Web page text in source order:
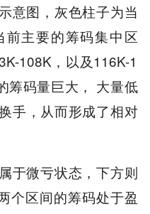
意图，灰色柱子为当
主要的筹码集中区
108K，以及116K-1
筹码量巨大， 大量低
手，从而形成了相对
于微亏状态，下方则
个区间的筹码处于盈